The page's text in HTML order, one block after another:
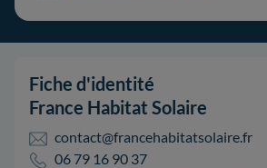
Fiche d'identité
France Habitat Solaire
contact@francehabitatsolaire.fr
06 79 16 90 37